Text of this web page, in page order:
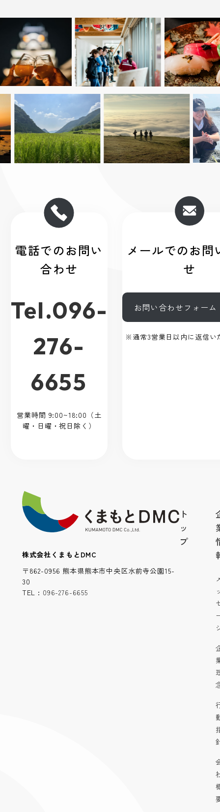
電話でのお問い
合わせ
Tel.096-
276-
6655
営業時間 9:00~18:00（土
曜・日曜・祝日除く）
メールでのお問
せ
お問い合わせフォーム
※通常3営業日以内に返信い
株式会社くまもとDMC
〒862-0956 熊本県熊本市中央区水前寺公園15-
30
TEL : 096-276-6655
ト
ッ
プ